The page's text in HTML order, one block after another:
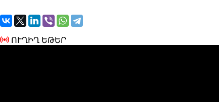
ՈՒՂԻՂ ԵԹԵՐ